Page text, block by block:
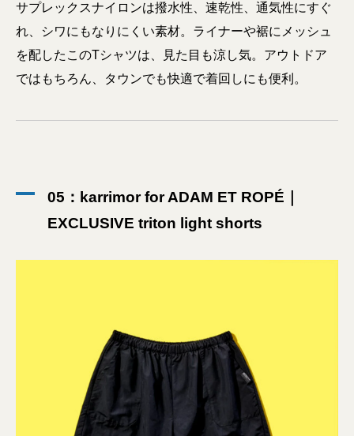
サプレックスナイロンは撥水性、速乾性、通気性にすぐ
れ、シワにもなりにくい素材。ライナーや裾にメッシュ
を配したこのTシャツは、見た目も涼し気。アウトドア
ではもちろん、タウンでも快適で着回しにも便利。
05：karrimor for ADAM ET ROPÉ｜
EXCLUSIVE triton light shorts